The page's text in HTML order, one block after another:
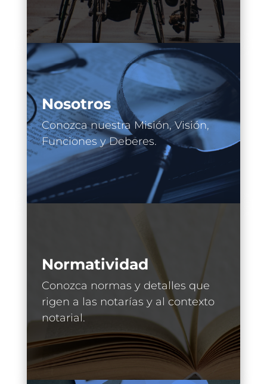
Nosotros
Conozca nuestra Misión, Visión,
Funciones y Deberes.
Normatividad
Conozca normas y detalles que
rigen a las notarías y al contexto
notarial.